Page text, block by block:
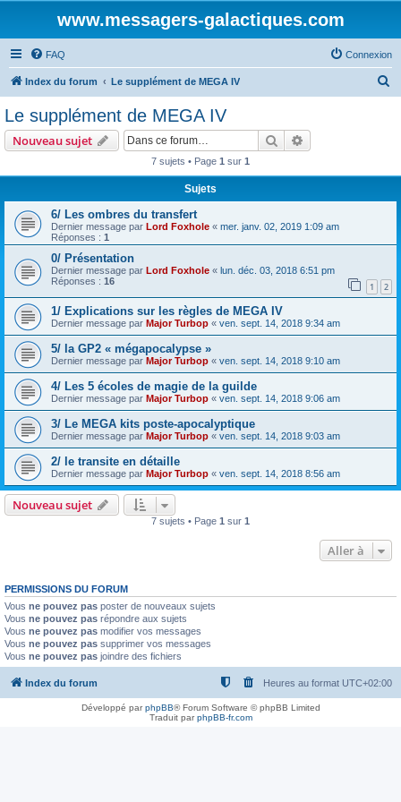
www.messagers-galactiques.com
FAQ Connexion
Index du forum Le supplément de MEGA IV
Le supplément de MEGA IV
Nouveau sujet Rechercher
7 sujets • Page 1 sur 1
Sujets
6/ Les ombres du transfert
Dernier message par Lord Foxhole « mer. janv. 02, 2019 1:09 am
Réponses : 1
0/ Présentation
Dernier message par Lord Foxhole « lun. déc. 03, 2018 6:51 pm
Réponses : 16 1 2
1/ Explications sur les règles de MEGA IV
Dernier message par Major Turbop « ven. sept. 14, 2018 9:34 am
5/ la GP2 « mégapocalypse »
Dernier message par Major Turbop « ven. sept. 14, 2018 9:10 am
4/ Les 5 écoles de magie de la guilde
Dernier message par Major Turbop « ven. sept. 14, 2018 9:06 am
3/ Le MEGA kits poste-apocalyptique
Dernier message par Major Turbop « ven. sept. 14, 2018 9:03 am
2/ le transite en détaille
Dernier message par Major Turbop « ven. sept. 14, 2018 8:56 am
Nouveau sujet
7 sujets • Page 1 sur 1
Aller à
PERMISSIONS DU FORUM
Vous ne pouvez pas poster de nouveaux sujets
Vous ne pouvez pas répondre aux sujets
Vous ne pouvez pas modifier vos messages
Vous ne pouvez pas supprimer vos messages
Vous ne pouvez pas joindre des fichiers
Index du forum Heures au format UTC+02:00
Développé parphpBB® Forum Software © phpBB Limited
Traduit parphpBB-fr.com